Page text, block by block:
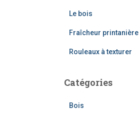
Le bois
Fraîcheur printanière
Rouleaux à texturer
Catégories
Bois